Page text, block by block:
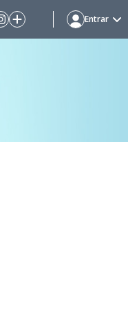
Entrar